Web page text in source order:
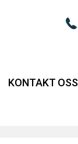
KONTAKT OSS